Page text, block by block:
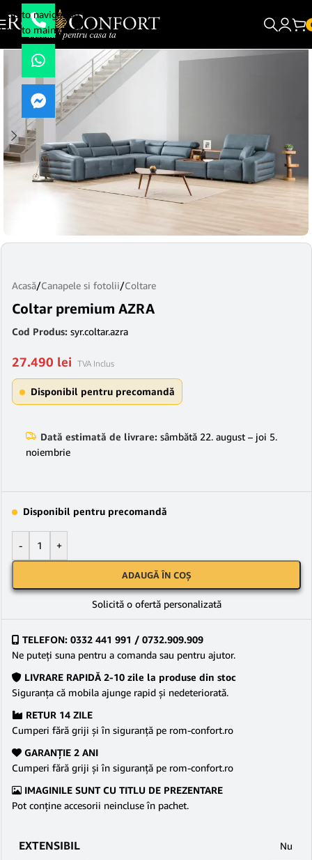
Skip to navigation
Skip to main content
Acasă/Canapele si fotolii/Coltare
Coltar premium AZRA
Cod Produs: syr.coltar.azra
27.490 lei TVA Inclus
Disponibil pentru precomandă
Dată estimată de livrare: sâmbătă 22. august – joi 5.
noiembrie
Disponibil pentru precomandă
- +
ADAUGĂ ÎN COȘ
Solicită o ofertă personalizată
TELEFON: 0332 441 991 / 0732.909.909
Ne puteţi suna pentru a comanda sau pentru ajutor.
LIVRARE RAPIDĂ 2-10 zile la produse din stoc
Siguranţa că mobila ajunge rapid şi nedeteriorată.
RETUR 14 ZILE
Cumperi fără griji şi în siguranţă pe rom-confort.ro
GARANŢIE 2 ANI
Cumperi fără griji şi în siguranţă pe rom-confort.ro
IMAGINILE SUNT CU TITLU DE PREZENTARE
Pot conține accesorii neincluse în pachet.
EXTENSIBIL Nu